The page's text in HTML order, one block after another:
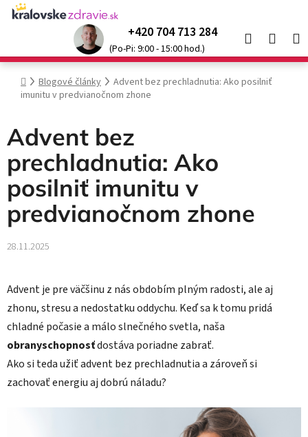
Prejsť
Kráľovské produkty sozľavou až 52 % 🌞
+420 704 713 284
(Po-Pi: 9:00 - 15:00 hod.)
Hľadať
Domov
Blogové články
Advent bez prechladnutia: Ako posilniť
imunitu v predvianočnom zhone
Advent bez
prechladnutia: Ako
posilniť imunitu v
predvianočnom zhone
28.11.2025
Advent je pre väčšinu z nás obdobím plným radosti, ale aj
zhonu, stresu a nedostatku oddychu. Keď sa k tomu pridá
chladné počasie a málo slnečného svetla, naša
obranyschopnosťdostáva poriadne zabrať.
Ako si teda užiť advent bez prechladnutia a zároveň si
zachovať energiu aj dobrú náladu?